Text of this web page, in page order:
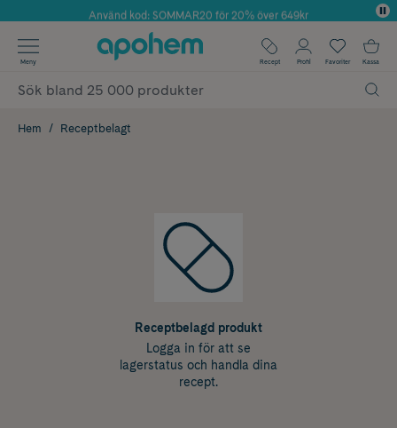
Årets Butik 2025 inom Skönhet
Använd kod: SOMMAR20 för 20% över 649kr
✓ Fri frakt
✓ Poäng på alla köp*
Meny Recept Profil Favoriter Kassa
Hem Receptbelagt
Receptbelagd produkt
Logga in för att se
lagerstatus och handla dina
recept.